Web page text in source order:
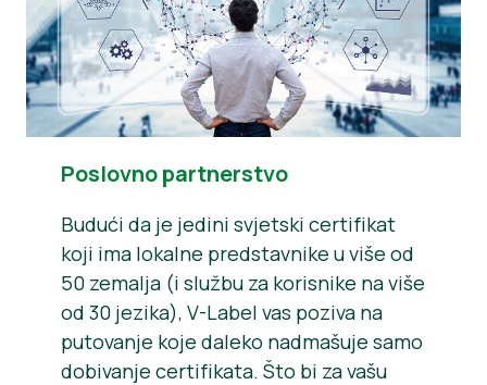
Poslovno partnerstvo
Budući da je jedini svjetski certifikat
koji ima lokalne predstavnike u više od
50 zemalja (i službu za korisnike na više
od 30 jezika), V-Label vas poziva na
putovanje koje daleko nadmašuje samo
dobivanje certifikata. Što bi za vašu